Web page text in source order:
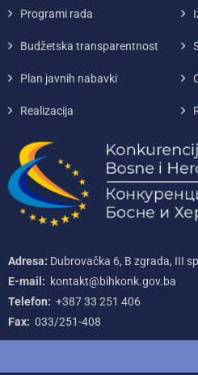
Programi rada
Budžetska transparentnost
Plan javnih nabavki
Realizacija
Adresa: Dubrovačka 6, B zgrada, III
E-mail: kontakt@bihkonk.gov.ba
Telefon: +387‌ 33‌ 251‌ 406
Fax: 033/251-408